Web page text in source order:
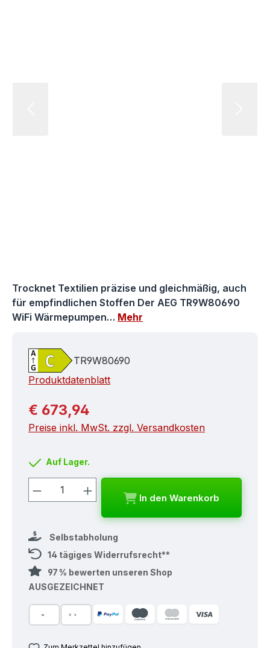
Trocknet Textilien präzise und gleichmäßig, auch
für empfindlichen Stoffen Der AEG TR9W80690
WiFi Wärmepumpen… Mehr
TR9W80690
Produktdatenblatt
Regulärer Preis:
€ 673,94
Preise inkl. MwSt. zzgl. Versandkosten
Auf Lager.
Produkt Anzahl: Gib den
In den Warenkorb
Selbstabholung
14 tägiges Widerrufsrecht**
97 % bewerten unseren Shop
AUSGEZEICHNET